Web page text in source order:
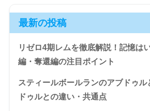
最新の投稿
リゼロ4期レムを徹底解説！記憶は
編・奪還編の注目ポイント
スティールボールランのアブドゥル
ドゥルとの違い・共通点